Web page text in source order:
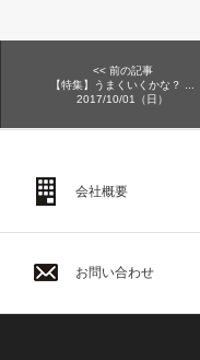
<< 前の記事
【特集】うまくいくかな？ ...
2017/10/01（日）
会社概要
お問い合わせ